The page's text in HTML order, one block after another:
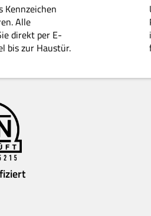
Kennzeichen
Alle
direkt per E-
bis zur Haustür.